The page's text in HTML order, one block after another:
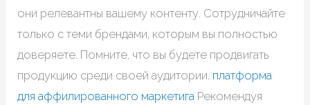
они релевантны вашему контенту. Сотрудничайте
только с теми брендами, которым вы полностью
доверяете. Помните, что вы будете продвигать
продукцию среди своей аудитории. платформа
для аффилированного маркетига Рекомендуя